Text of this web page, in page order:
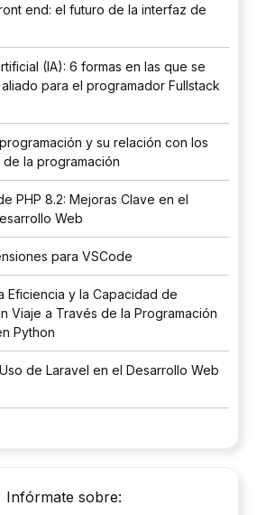
end: el futuro de la interfaz de
(IA): 6 formas en las que se
para el programador Fullstack
y su relación con los
la programación
PHP 8.2: Mejoras Clave en el
Web
para VSCode
Eficiencia y la Capacidad de
Viaje a Través de la Programación
Python
de Laravel en el Desarrollo Web
Infórmate sobre: